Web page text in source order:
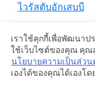
ไวรัสตับอักเสบบี
Copyright © 2026 ·
เราใช้คุกกี้เพื่อพัฒนา
ใช้เว็บไซต์ของคุณ คุณ
นโยบายความเป็นส่วน
เองได้ของคุณได้เองโ